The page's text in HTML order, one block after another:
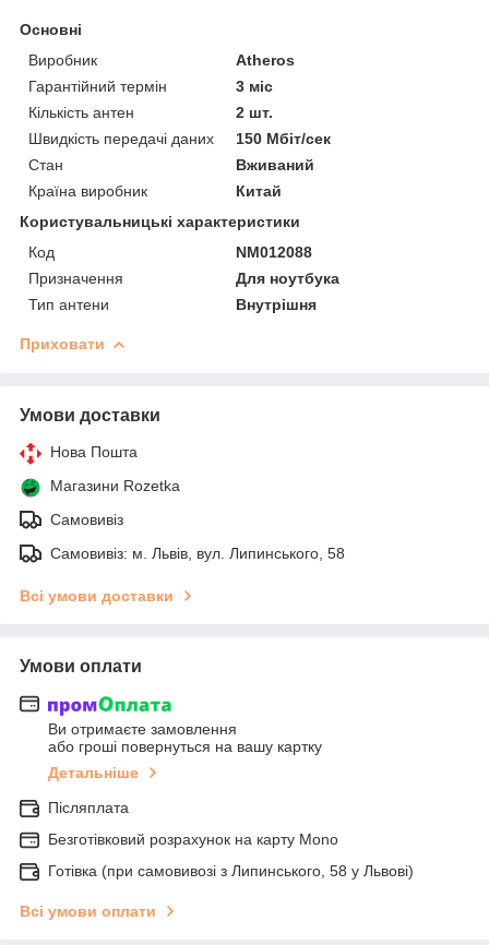
Основні
Виробник
Atheros
Гарантійний термін
3 міс
Кількість антен
2 шт.
Швидкість передачі даних
150 Мбіт/сек
Стан
Вживаний
Країна виробник
Китай
Користувальницькі характеристики
Код
NM012088
Призначення
Для ноутбука
Тип антени
Внутрішня
Приховати
Умови доставки
Нова Пошта
Магазини Rozetka
Самовивіз
Самовивіз: м. Львів, вул. Липинського, 58
Всі умови доставки
Умови оплати
Ви отримаєте замовлення
або гроші повернуться на вашу картку
Детальніше
Післяплата
Безготівковий розрахунок на карту Mono
Готівка (при самовивозі з Липинського, 58 у Львові)
Всі умови оплати